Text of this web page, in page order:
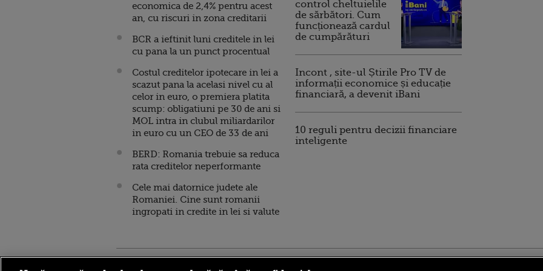
economica de 2,4% pentru acest
an, cu riscuri in zona creditarii
BCR a ieftinit luni creditele in lei
cu pana la un punct procentual
Costul creditelor ipotecare in lei a
scazut pana la acelasi nivel cu al
celor in euro, o premiera platita
scump: obligatiuni pe 30 de ani si
MOL intra in clubul miliardarilor
in euro cu un CEO de 33 de ani
BERD: Romania trebuie sa reduca
rata creditelor neperformante
Cele mai datornice judete ale
Romaniei. Cine sunt romanii
ingropati in credite in lei si valute
control cheltuielile
de sărbători. Cum
funcționează cardul
de cumpărături
Incont , site-ul Știrile Pro TV de
informații economice și educație
financiară, a devenit iBani
10 reguli pentru decizii financiare
inteligente